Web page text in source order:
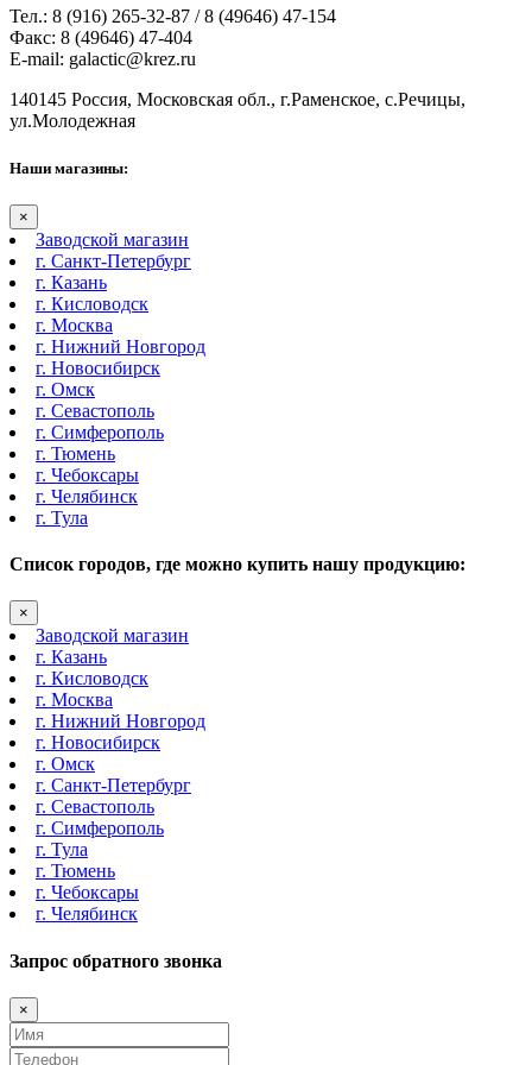
Тел.: 8 (916) 265-32-87 / 8 (49646) 47-154
Факс: 8 (49646) 47-404
E-mail: galactic@krez.ru
140145 Россия, Московская обл., г.Раменское, с.Речицы,
ул.Молодежная
Наши магазины:
×
Заводской магазин
г. Санкт-Петербург
г. Казань
г. Кисловодск
г. Москва
г. Нижний Новгород
г. Новосибирск
г. Омск
г. Севастополь
г. Симферополь
г. Тюмень
г. Чебоксары
г. Челябинск
г. Тула
Список городов, где можно купить нашу продукцию:
×
Заводской магазин
г. Казань
г. Кисловодск
г. Москва
г. Нижний Новгород
г. Новосибирск
г. Омск
г. Санкт-Петербург
г. Севастополь
г. Симферополь
г. Тула
г. Тюмень
г. Чебоксары
г. Челябинск
Запрос обратного звонка
×